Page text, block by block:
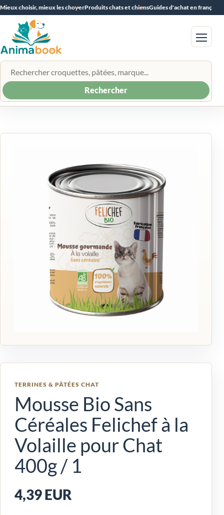
Mieux choisir, mieux les choyerProduits chats et chiensGuides d'achat en français
Rechercher un produit
Rechercher
Menu
TERRINES & PÂTÉES CHAT
Mousse Bio Sans
Céréales Felichef à la
Volaille pour Chat
400g / 1
4,39 EUR